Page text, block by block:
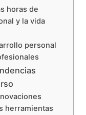
horas de
y la vida
personal
herramientas